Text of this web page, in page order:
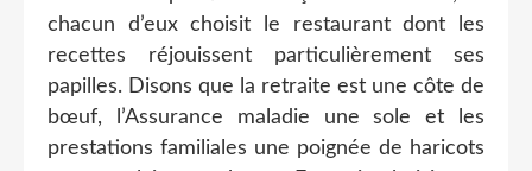
chacun d’eux choisit le restaurant dont les
recettes réjouissent particulièrement ses
papilles. Disons que la retraite est une côte de
bœuf, l’Assurance maladie une sole et les
prestations familiales une poignée de haricots